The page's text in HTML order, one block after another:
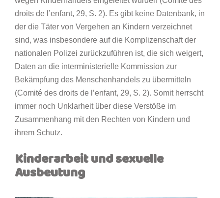
droits de l’enfant, 29, S. 2). Es gibt keine Datenbank, in
der die Täter von Vergehen an Kindern verzeichnet
sind, was insbesondere auf die Komplizenschaft der
nationalen Polizei zurückzuführen ist, die sich weigert,
Daten an die interministerielle Kommission zur
Bekämpfung des Menschenhandels zu übermitteln
(Comité des droits de l’enfant, 29, S. 2). Somit herrscht
immer noch Unklarheit über diese Verstöße im
Zusammenhang mit den Rechten von Kindern und
ihrem Schutz.
Kinderarbeit und sexuelle
Ausbeutung